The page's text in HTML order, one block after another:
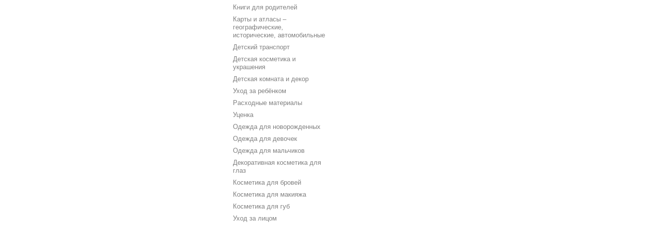
Книги для родителей
Карты и атласы –
географические,
исторические, автомобильные
Детский транспорт
Детская косметика и
украшения
Детская комната и декор
Уход за ребёнком
Расходные материалы
Уценка
Одежда для новорожденных
Одежда для девочек
Одежда для мальчиков
Декоративная косметика для
глаз
Косметика для бровей
Косметика для макияжа
Косметика для губ
Уход за лицом